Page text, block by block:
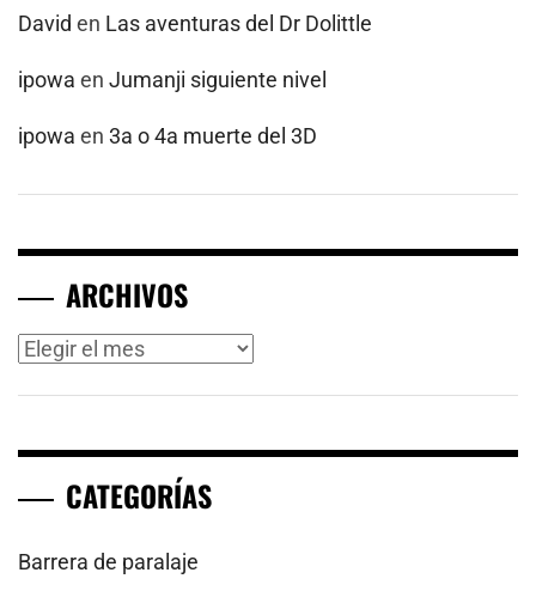
David en Las aventuras del Dr Dolittle
ipowa en Jumanji siguiente nivel
ipowa en 3a o 4a muerte del 3D
ARCHIVOS
Archivos
CATEGORÍAS
Barrera de paralaje